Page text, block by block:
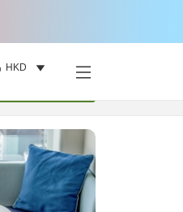
HKD